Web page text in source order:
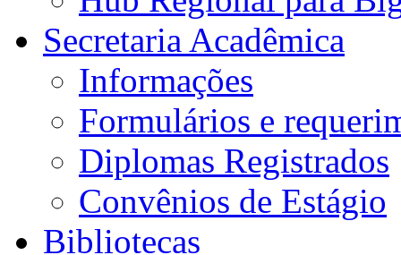
Secretaria Acadêmica
Informações
Formulários e
Diplomas Registrados
Convênios de Estágio
Bibliotecas